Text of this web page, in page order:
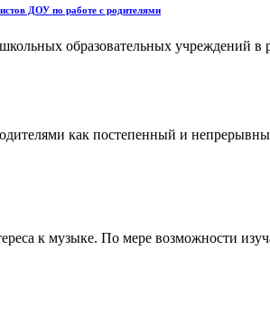
ДОУ по работе с родителями
образовательных учреждений
как постепенный и
к музыке. По мере возможности